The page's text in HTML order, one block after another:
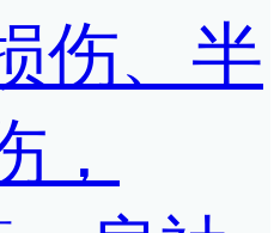
伤、半
，